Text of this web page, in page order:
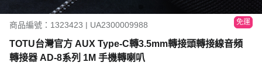
商品編號：1323423 | UA2300009988 免運
TOTU台灣官方 AUX Type-C轉3.5mm轉接頭轉接線音頻
轉接器 AD-8系列 1M 手機轉喇叭